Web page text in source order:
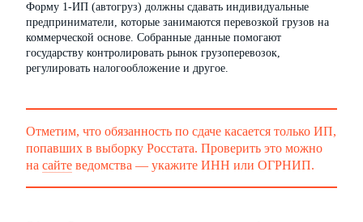
Форму 1-ИП (автогруз) должны сдавать индивидуальные
предприниматели, которые занимаются перевозкой грузов на
коммерческой основе. Собранные данные помогают
государству контролировать рынок грузоперевозок,
регулировать налогообложение и другое.
Отметим, что обязанность по сдаче касается только ИП,
попавших в выборку Росстата. Проверить это можно
на сайте ведомства — укажите ИНН или ОГРНИП.